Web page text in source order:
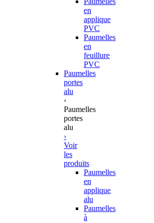
en
applique
PVC
Paumelles
en
feuillure
PVC
Paumelles
portes
alu
‹
Paumelles
portes
alu
›
Voir
les
produits
Paumelles
en
applique
alu
Paumelles
à